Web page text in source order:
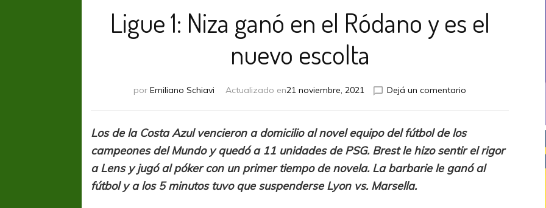
Ligue 1: Niza ganó en el Ródano y es el
nuevo escolta
por Emiliano Schiavi Actualizado en21 noviembre, 2021 Dejá un comentario
en
el
Los de la Costa Azul vencieron a domicilio al novel equipo del fútbol de los
campeones del Mundo y quedó a 11 unidades de PSG. Brest le hizo sentir el rigor
a Lens y jugó al póker con un primer tiempo de novela. La barbarie le ganó al
fútbol y a los 5 minutos tuvo que suspenderse Lyon vs. Marsella.